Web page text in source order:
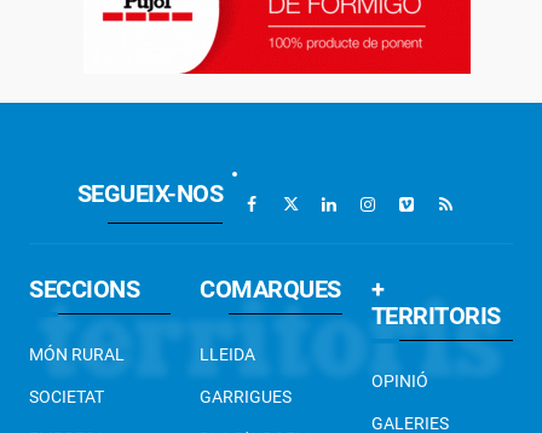
SEGUEIX-NOS
SECCIONS
MÓN RURAL
SOCIETAT
COMARQUES
LLEIDA
GARRIGUES
+
TERRITORIS
OPINIÓ
GALERIES